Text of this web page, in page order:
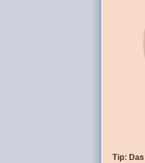
Tip: